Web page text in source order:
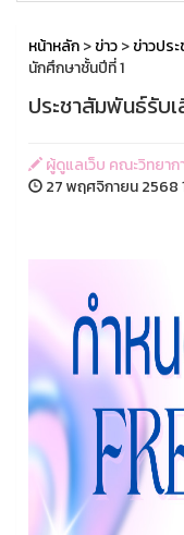
หน้าหลัก>ข่าว>ข่าวปร
นักศึกษาชั้นปีที่ 1
ประชาสัมพันธ์รับ
ผู้ดูแลเว็บ คณะวิทยาก
27 พฤศจิกายน 2568